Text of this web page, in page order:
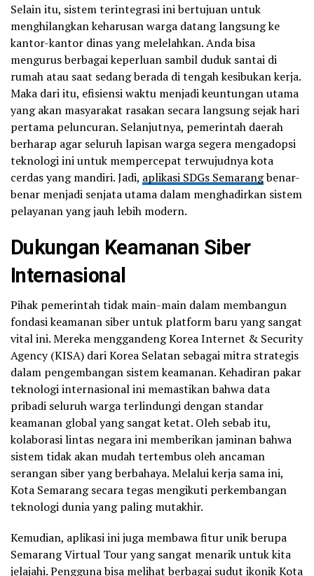
Selain itu, sistem terintegrasi ini bertujuan untuk
menghilangkan keharusan warga datang langsung ke
kantor-kantor dinas yang melelahkan. Anda bisa
mengurus berbagai keperluan sambil duduk santai di
rumah atau saat sedang berada di tengah kesibukan kerja.
Maka dari itu, efisiensi waktu menjadi keuntungan utama
yang akan masyarakat rasakan secara langsung sejak hari
pertama peluncuran. Selanjutnya, pemerintah daerah
berharap agar seluruh lapisan warga segera mengadopsi
teknologi ini untuk mempercepat terwujudnya kota
cerdas yang mandiri. Jadi, aplikasi SDGs Semarangbenar-
benar menjadi senjata utama dalam menghadirkan sistem
pelayanan yang jauh lebih modern.
Dukungan Keamanan Siber
Internasional
Pihak pemerintah tidak main-main dalam membangun
fondasi keamanan siber untuk platform baru yang sangat
vital ini. Mereka menggandeng Korea Internet & Security
Agency (KISA) dari Korea Selatan sebagai mitra strategis
dalam pengembangan sistem keamanan. Kehadiran pakar
teknologi internasional ini memastikan bahwa data
pribadi seluruh warga terlindungi dengan standar
keamanan global yang sangat ketat. Oleh sebab itu,
kolaborasi lintas negara ini memberikan jaminan bahwa
sistem tidak akan mudah tertembus oleh ancaman
serangan siber yang berbahaya. Melalui kerja sama ini,
Kota Semarang secara tegas mengikuti perkembangan
teknologi dunia yang paling mutakhir.
Kemudian, aplikasi ini juga membawa fitur unik berupa
Semarang Virtual Tour yang sangat menarik untuk kita
jelajahi. Pengguna bisa melihat berbagai sudut ikonik Kota